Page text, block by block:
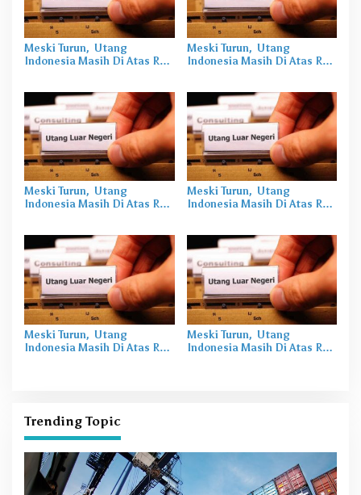
Meski Turun, Utang
Indonesia Masih Di Atas Rp
Meski Turun, Utang
Indonesia Masih Di Atas Rp
Meski Turun, Utang
Indonesia Masih Di Atas Rp
Meski Turun, Utang
Indonesia Masih Di Atas Rp
Meski Turun, Utang
Indonesia Masih Di Atas Rp
Meski Turun, Utang
Indonesia Masih Di Atas Rp
Trending Topic